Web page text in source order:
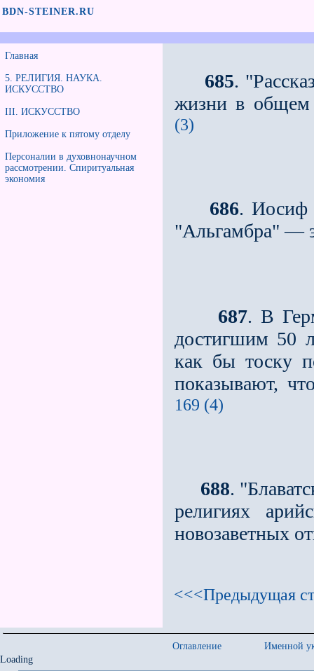
BDN-STEINER.RU
Главная
5. РЕЛИГИЯ. НАУКА.
ИСКУССТВО
III. ИСКУССТВО
Приложение к пятому отделу
Персоналии в духовнонаучном
рассмотрении. Спиритуальная
экономия
685.
жизни в общем
(3)
686. Иосиф
"Альгамбра" —
687. В
достигшим 50
как бы тоску
показывают,
169 (4)
688.
религиях
новозаветных
<<<Предыдущая
Оглавление
Именной
Loading